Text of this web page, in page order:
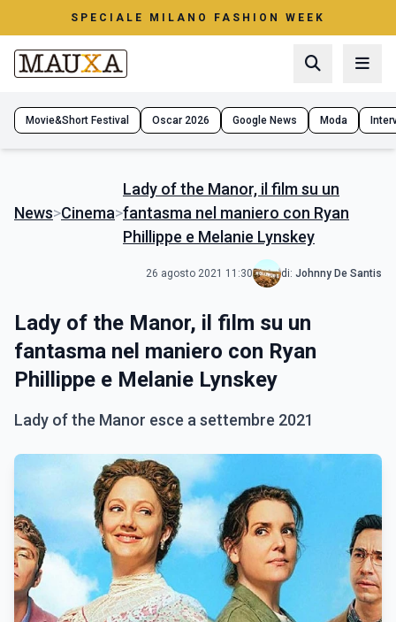
SPECIALE MILANO FASHION WEEK
Movie&Short Festival Oscar 2026 Google News Moda
News>Cinema>
Lady of the Manor, il film su un
fantasma nel maniero con Ryan
Phillippe e Melanie Lynskey
26 agosto 2021 11:30 di: Johnny De Santis
Lady of the Manor, il film su un
fantasma nel maniero con Ryan
Phillippe e Melanie Lynskey
Lady of the Manor esce a settembre 2021